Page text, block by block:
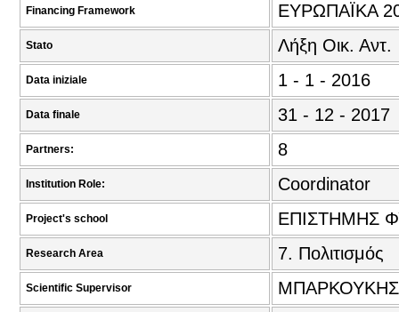
Financing Framework ΕΥΡΩΠΑΪΚΑ
Stato Λήξη Οικ. Αντ.
Data iniziale 1 - 1 - 2016
Data finale 31 - 12 - 2017
Partners: 8
Institution Role: Coordinator
Project's school ΕΠΙΣΤΗΜΗΣ
Research Area 7. Πολιτισμός
Scientific Supervisor ΜΠΑΡΚΟΥΚΗΣ